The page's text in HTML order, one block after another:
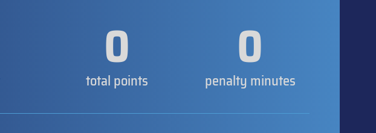
0
total points 0
penalty minutes